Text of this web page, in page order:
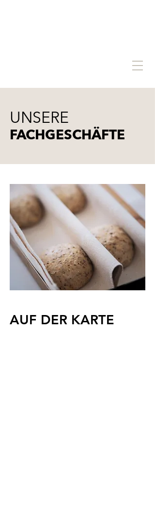
FACHGESCHÄFTE
UNSERE
AUF DER KARTE